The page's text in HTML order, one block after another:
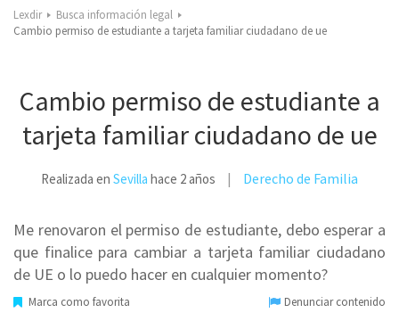
Lexdir
Busca información legal
Cambio permiso de estudiante a tarjeta familiar ciudadano de ue
Cambio permiso de estudiante a
tarjeta familiar ciudadano de ue
Realizada en Sevilla hace 2 años Derecho de Familia
Me renovaron el permiso de estudiante, debo esperar a
que finalice para cambiar a tarjeta familiar ciudadano
de UE o lo puedo hacer en cualquier momento?
Marca como favorita Denunciar contenido